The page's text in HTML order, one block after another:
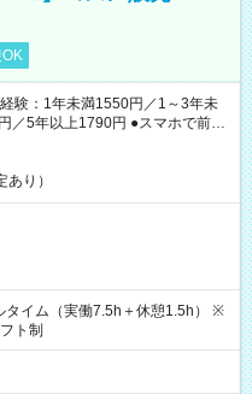
：1年未満1550円／1～3年未
／5年以上1790円 ●スマホで前払
り）
ト制